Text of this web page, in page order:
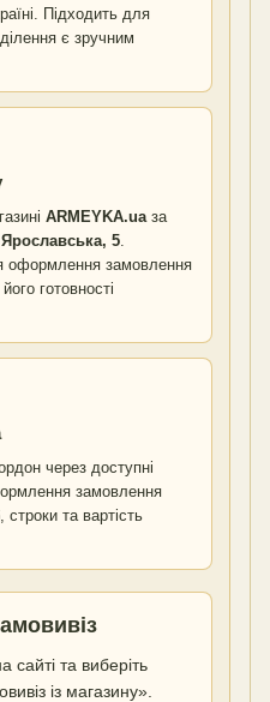
Підходить для
є зручним
ARMEYKA.ua за
5
оформлення замовлення
готовності
через доступні
замовлення
та вартість
та виберіть
із магазину».